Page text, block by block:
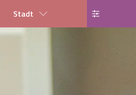
Stadt